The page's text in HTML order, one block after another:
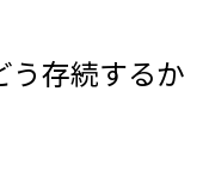
存続するか